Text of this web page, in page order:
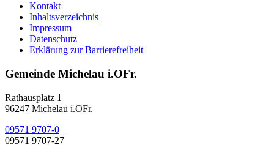
Kontakt
Inhaltsverzeichnis
Impressum
Datenschutz
Erklärung zur Barrierefreiheit
Gemeinde Michelau i.OFr.
Rathausplatz 1
96247 Michelau i.OFr.
09571 9707-0
09571 9707-27